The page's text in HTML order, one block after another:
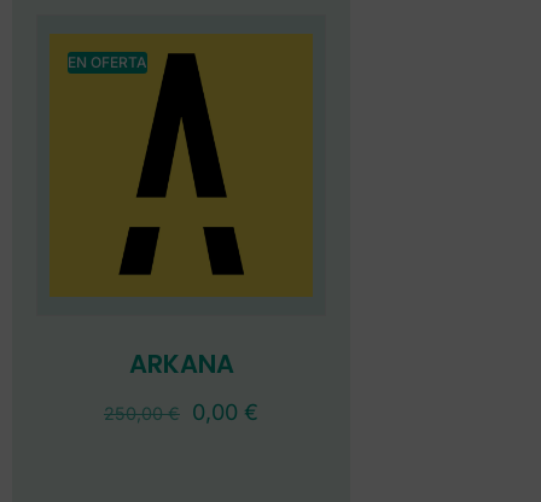
EN OFERTA
ARKANA
250,00€ 0,00 €